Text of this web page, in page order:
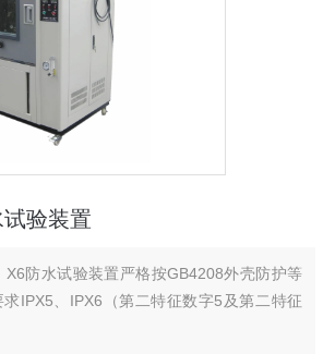
验装置
X6防水试验装置严格按GB4208外壳防护等
IPX5、IPX6（第二特征数字5及第二特征